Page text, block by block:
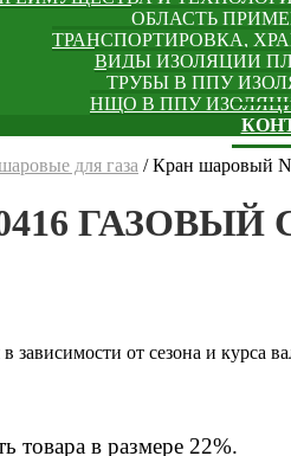
ОБЛАСТЬ
ТРАНСПОРТИРОВКА,
ВИДЫ ИЗОЛЯЦИИ
ТРУБЫ В ППУ
НЩО В ППУ
для газа /Кран шаровый
ГАЗОВЫЙ
от сезона и курса
товара в размере 22%.